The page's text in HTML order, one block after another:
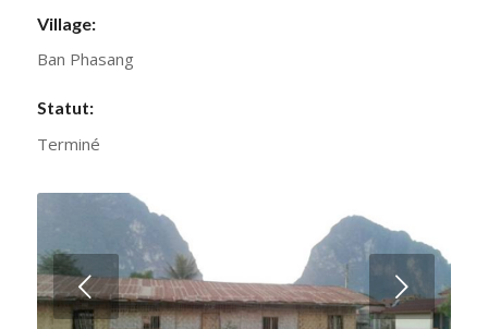
Village:
Ban Phasang
Statut:
Terminé
Next